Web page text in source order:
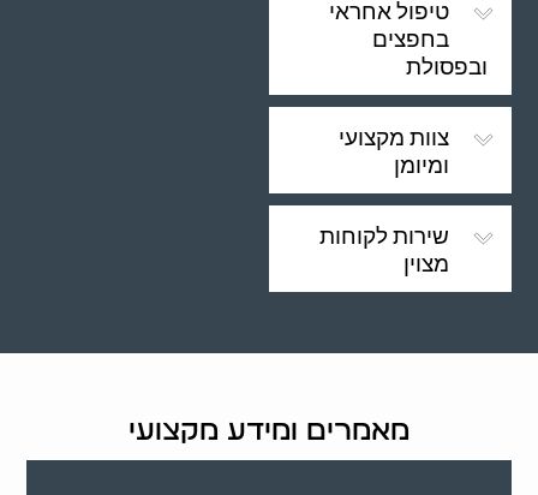
טיפול אחראי
בחפצים
ובפסולת
צוות מקצועי
ומיומן
שירות לקוחות
מצוין
מאמרים ומידע מקצועי